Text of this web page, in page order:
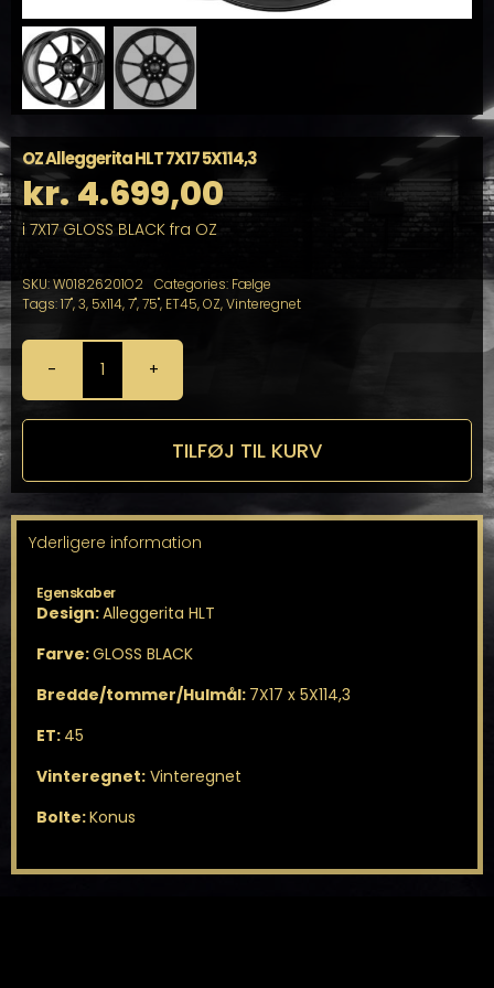
OZ Alleggerita HLT 7X17 5X114,3
kr.4.699,00
i 7X17 GLOSS BLACK fra OZ
SKU:W01826201O2 Categories: Fælge
Tags:17",3, 5x114,7",75", ET45,OZ,Vinteregnet
OZ
Alleggerita
HLT
antal
TILFØJ TIL KURV
Yderligere information
Egenskaber
Design:Alleggerita HLT
Farve:GLOSS BLACK
Bredde/tommer/Hulmål: 7X17 x 5X114,3
ET: 45
Vinteregnet:Vinteregnet
Bolte:Konus